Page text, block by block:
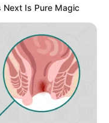
işdən
hüquqi
0
Next Is Pure Magic